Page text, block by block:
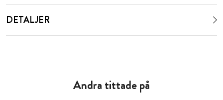
DETALJER
Andra tittade på